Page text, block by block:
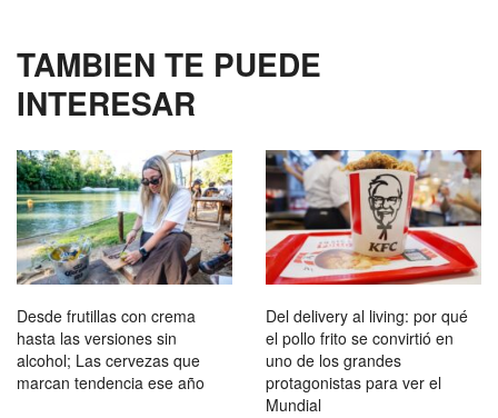
TAMBIEN TE PUEDE
INTERESAR
Desde frutillas con crema
hasta las versiones sin
alcohol; Las cervezas que
marcan tendencia ese año
Del delivery al living: por qué
el pollo frito se convirtió en
uno de los grandes
protagonistas para ver el
Mundial